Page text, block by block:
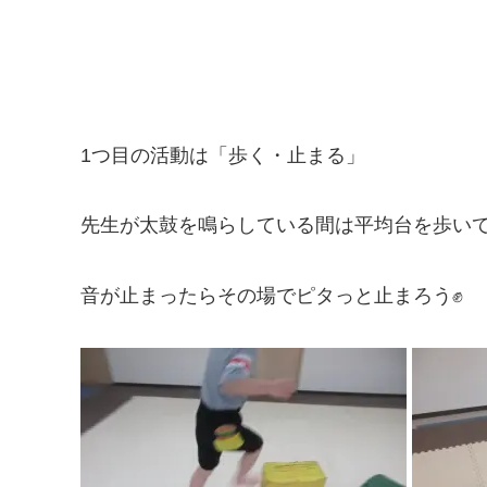
1つ目の活動は「歩く・止まる」
先生が太鼓を鳴らしている間は平均台を歩い
音が止まったらその場でピタっと止まろう✊